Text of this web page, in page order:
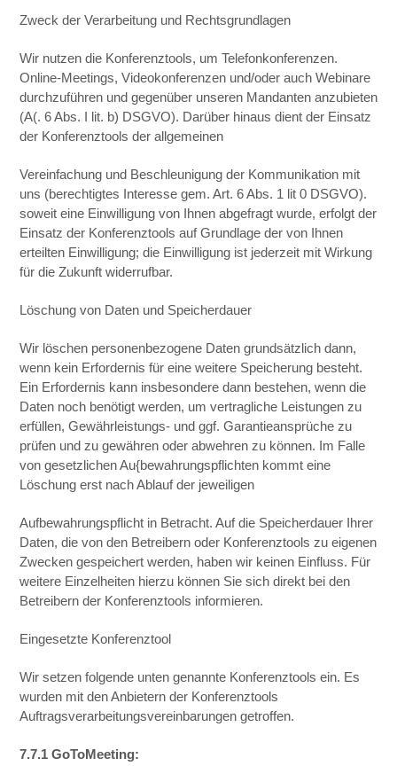
Zweck der Verarbeitung und Rechtsgrundlagen
Wir nutzen die Konferenztools, um Telefonkonferenzen.
Online-Meetings, Videokonferenzen und/oder auch Webinare
durchzuführen und gegenüber unseren Mandanten anzubieten
(A(. 6 Abs. I lit. b) DSGVO). Darüber hinaus dient der Einsatz
der Konferenztools der allgemeinen
Vereinfachung und Beschleunigung der Kommunikation mit
uns (berechtigtes Interesse gem. Art. 6 Abs. 1 lit 0 DSGVO).
soweit eine Einwilligung von Ihnen abgefragt wurde, erfolgt der
Einsatz der Konferenztools auf Grundlage der von Ihnen
erteilten Einwilligung; die Einwilligung ist jederzeit mit Wirkung
für die Zukunft widerrufbar.
Löschung von Daten und Speicherdauer
Wir löschen personenbezogene Daten grundsätzlich dann,
wenn kein Erfordernis für eine weitere Speicherung besteht.
Ein Erfordernis kann insbesondere dann bestehen, wenn die
Daten noch benötigt werden, um vertragliche Leistungen zu
erfüllen, Gewährleistungs- und ggf. Garantieansprüche zu
prüfen und zu gewähren oder abwehren zu können. Im Falle
von gesetzlichen Au{bewahrungspflichten kommt eine
Löschung erst nach Ablauf der jeweiligen
Aufbewahrungspflicht in Betracht. Auf die Speicherdauer Ihrer
Daten, die von den Betreibern oder Konferenztools zu eigenen
Zwecken gespeichert werden, haben wir keinen Einfluss. Für
weitere Einzelheiten hierzu können Sie sich direkt bei den
Betreibern der Konferenztools informieren.
Eingesetzte Konferenztool
Wir setzen folgende unten genannte Konferenztools ein. Es
wurden mit den Anbietern der Konferenztools
Auftragsverarbeitungsvereinbarungen getroffen.
7.7.1 GoToMeeting: